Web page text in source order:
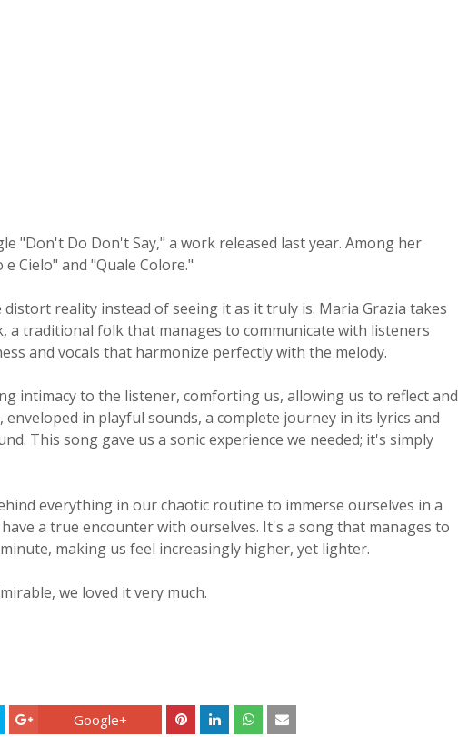
"Don't Do Don't Say," a work released last year. Among her
Cielo" and "Quale Colore."
reality instead of seeing it as it truly is. Maria Grazia takes
a traditional folk that manages to communicate with listeners
and vocals that harmonize perfectly with the melody.
intimacy to the listener, comforting us, allowing us to reflect and
in playful sounds, a complete journey in its lyrics and
This song gave us a sonic experience we needed; it's simply
everything in our chaotic routine to immerse ourselves in a
a true encounter with ourselves. It's a song that manages to
making us feel increasingly higher, yet lighter.
we loved it very much.
Google+